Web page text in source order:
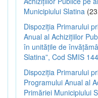
Municipiului Slatina
Dispoziția Primarului
Anual al Achizițiilor
în unitățile de
Slatina”, Cod SMIS
Dispoziția Primarului
Programului Anual al
Primăriei Municipiului